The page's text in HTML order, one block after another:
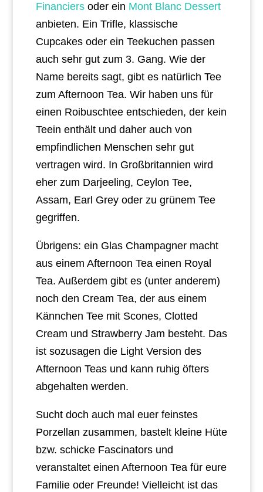
Financiersoder ein Mont Blanc Dessert
anbieten. Ein Trifle, klassische
Cupcakes oder ein Teekuchen passen
auch sehr gut zum 3. Gang. Wie der
Name bereits sagt, gibt es natürlich Tee
zum Afternoon Tea. Wir haben uns für
einen Roibuschtee entschieden, der kein
Teein enthält und daher auch von
empfindlichen Menschen sehr gut
vertragen wird. In Großbritannien wird
eher zum Darjeeling, Ceylon Tee,
Assam, Earl Grey oder zu grünem Tee
gegriffen.
Übrigens: ein Glas Champagner macht
aus einem Afternoon Tea einen Royal
Tea. Außerdem gibt es (unter anderem)
noch den Cream Tea, der aus einem
Kännchen Tee mit Scones, Clotted
Cream und Strawberry Jam besteht. Das
ist sozusagen die Light Version des
Afternoon Teas und kann ruhig öfters
abgehalten werden.
Sucht doch auch mal euer feinstes
Porzellan zusammen, bastelt kleine Hüte
bzw. schicke Fascinators und
veranstaltet einen Afternoon Tea für eure
Familie oder Freunde! Vielleicht ist das